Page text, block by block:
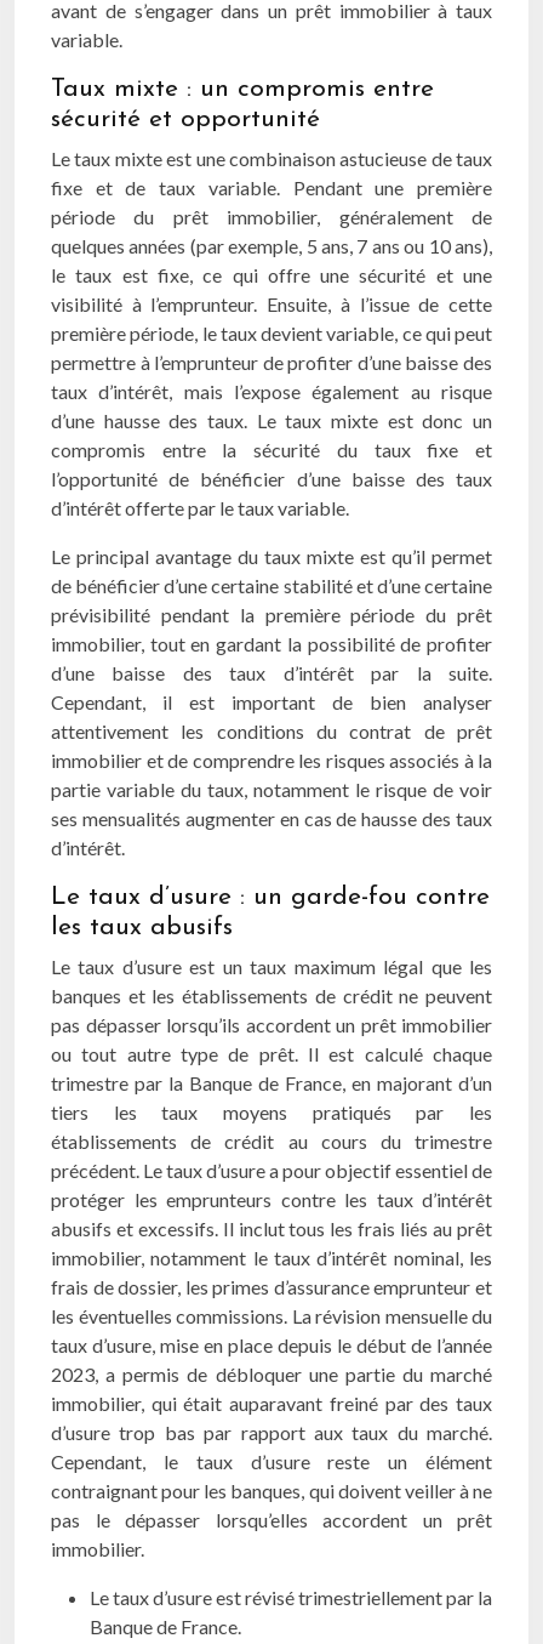
avant de s’engager dans un prêt immobilier à taux
variable.
Taux mixte : un compromis entre
sécurité et opportunité
Le taux mixte est une combinaison astucieuse de taux
fixe et de taux variable. Pendant une première
période du prêt immobilier, généralement de
quelques années (par exemple, 5 ans, 7 ans ou 10 ans),
le taux est fixe, ce qui offre une sécurité et une
visibilité à l’emprunteur. Ensuite, à l’issue de cette
première période, le taux devient variable, ce qui peut
permettre à l’emprunteur de profiter d’une baisse des
taux d’intérêt, mais l’expose également au risque
d’une hausse des taux. Le taux mixte est donc un
compromis entre la sécurité du taux fixe et
l’opportunité de bénéficier d’une baisse des taux
d’intérêt offerte par le taux variable.
Le principal avantage du taux mixte est qu’il permet
de bénéficier d’une certaine stabilité et d’une certaine
prévisibilité pendant la première période du prêt
immobilier, tout en gardant la possibilité de profiter
d’une baisse des taux d’intérêt par la suite.
Cependant, il est important de bien analyser
attentivement les conditions du contrat de prêt
immobilier et de comprendre les risques associés à la
partie variable du taux, notamment le risque de voir
ses mensualités augmenter en cas de hausse des taux
d’intérêt.
Le taux d’usure : un garde-fou contre
les taux abusifs
Le taux d’usure est un taux maximum légal que les
banques et les établissements de crédit ne peuvent
pas dépasser lorsqu’ils accordent un prêt immobilier
ou tout autre type de prêt. Il est calculé chaque
trimestre par la Banque de France, en majorant d’un
tiers les taux moyens pratiqués par les
établissements de crédit au cours du trimestre
précédent. Le taux d’usure a pour objectif essentiel de
protéger les emprunteurs contre les taux d’intérêt
abusifs et excessifs. Il inclut tous les frais liés au prêt
immobilier, notamment le taux d’intérêt nominal, les
frais de dossier, les primes d’assurance emprunteur et
les éventuelles commissions. La révision mensuelle du
taux d’usure, mise en place depuis le début de l’année
2023, a permis de débloquer une partie du marché
immobilier, qui était auparavant freiné par des taux
d’usure trop bas par rapport aux taux du marché.
Cependant, le taux d’usure reste un élément
contraignant pour les banques, qui doivent veiller à ne
pas le dépasser lorsqu’elles accordent un prêt
immobilier.
Le taux d’usure est révisé trimestriellement par la
Banque de France.